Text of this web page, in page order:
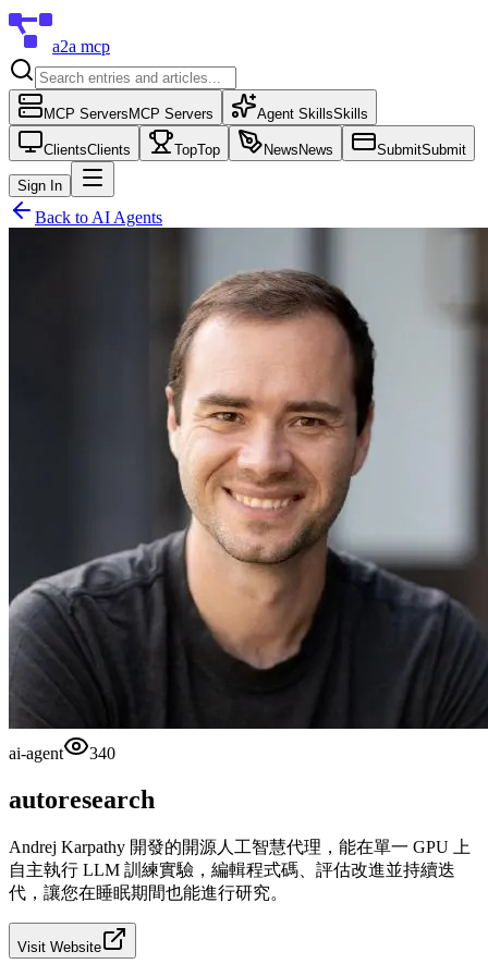
a2a mcp
MCP Servers MCP Servers Agent SkillsSkills
ClientsClients TopTop News News SubmitSubmit
Sign In
Back to AI Agents
ai-agent 340
autoresearch
Andrej Karpathy 開發的開源人工智慧代理，能在單一 GPU 上
自主執行 LLM 訓練實驗，編輯程式碼、評估改進並持續迭
代，讓您在睡眠期間也能進行研究。
Visit Website